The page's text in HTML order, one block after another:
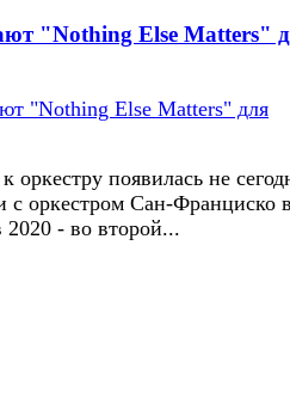
"Nothing Else Matters"
появилась не
с оркестром Сан-Франциско
2020 - во второй...